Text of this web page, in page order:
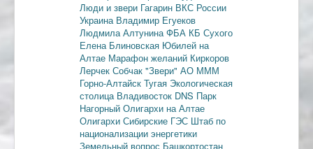
Люди и звери Гагарин ВКС России
Украина Владимир Егуеков
Людмила Алтунина ФБА КБ Сухого
Елена Блиновская Юбилей на
Алтае Марафон желаний Киркоров
Лерчек Собчак "Звери" АО МММ
Горно-Алтайск Тугая Экологическая
столица Владивосток DNS Парк
Нагорный Олигархи на Алтае
Олигархи Сибирские ГЭС Штаб по
национализации энергетики
Земельный вопрос Башкортостан